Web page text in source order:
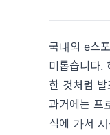
국내외 e스
미롭습니다.
한 것처럼
과거에는 프
식에 가서